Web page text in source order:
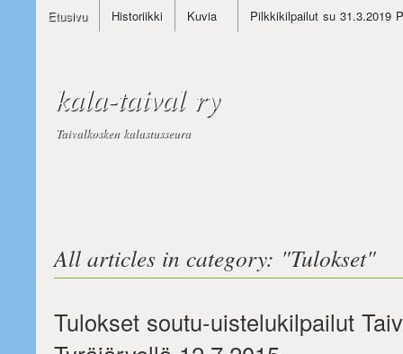
Etusivu Historiikki Kuvia Pilkkikilpailut su 31.3.2019
kala-taival ry
Taivalkosken kalastusseura
All articles in category: "Tulokset"
Tulokset soutu-uistelukilpailut